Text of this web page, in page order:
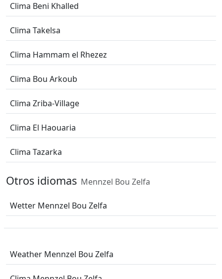
Clima Beni Khalled
Clima Takelsa
Clima Hammam el Rhezez
Clima Bou Arkoub
Clima Zriba-Village
Clima El Haouaria
Clima Tazarka
Otros idiomas Mennzel Bou Zelfa
Wetter Mennzel Bou Zelfa
Weather Mennzel Bou Zelfa